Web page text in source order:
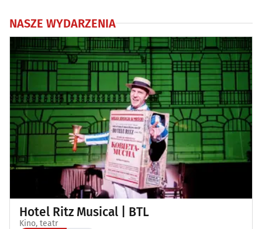
NASZE WYDARZENIA
Hotel Ritz Musical | BTL
Kino, teatr